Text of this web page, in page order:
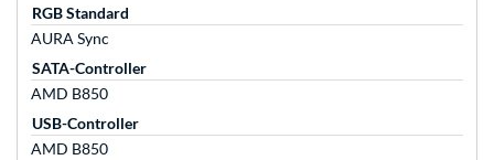
RGB Standard
AURA Sync
SATA-Controller
AMD B850
USB-Controller
AMD B850